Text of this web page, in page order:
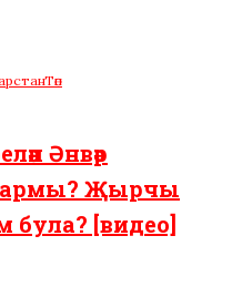
Төп
Әнвәр
Җырчы
була? [видео]